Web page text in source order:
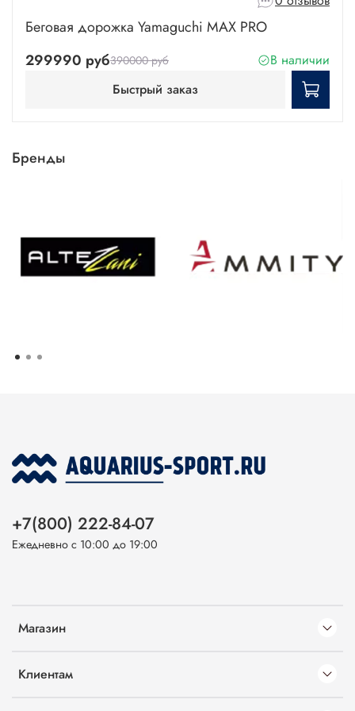
Беговая дорожка Yamaguchi MAX PRO
299990 руб390000 руб
В наличии
Быстрый заказ
Бренды
Магазин
Клиентам
+7(800) 222-84-07
Ежедневно с 10:00 до 19:00